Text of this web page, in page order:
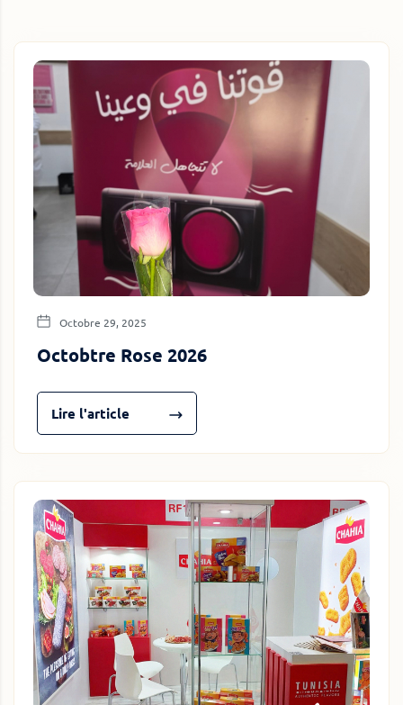
Octobre 29, 2025
Octobtre Rose 2026
Lire l'article